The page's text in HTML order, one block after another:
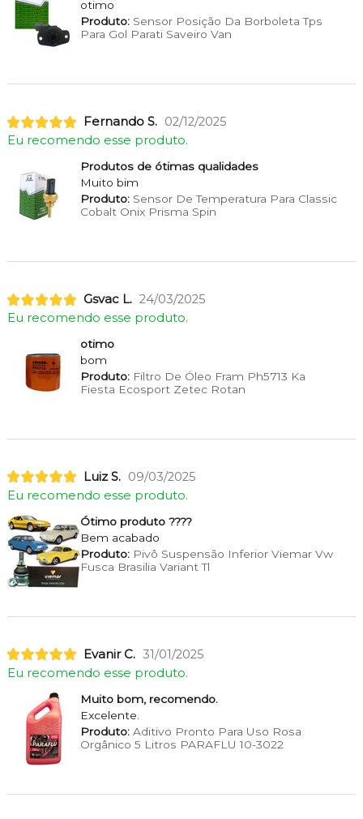
otimo
Produto:Sensor Posição Da Borboleta Tps
Para Gol Parati Saveiro Van
Fernando S. 02/12/2025
Eu recomendo esse produto.
Produtos de ótimas qualidades
Muito bim
Produto:Sensor De Temperatura Para Classic
Cobalt Onix Prisma Spin
Gsvac L. 24/03/2025
Eu recomendo esse produto.
otimo
bom
Produto:Filtro De Óleo Fram Ph5713 Ka
Fiesta Ecosport Zetec Rotan
Luiz S. 09/03/2025
Eu recomendo esse produto.
Ótimo produto ????
Bem acabado
Produto:Pivô Suspensão Inferior Viemar Vw
Fusca Brasilia Variant Tl
Evanir C. 31/01/2025
Eu recomendo esse produto.
Muito bom, recomendo.
Excelente.
Produto:Aditivo Pronto Para Uso Rosa
Orgânico 5 Litros PARAFLU 10-3022